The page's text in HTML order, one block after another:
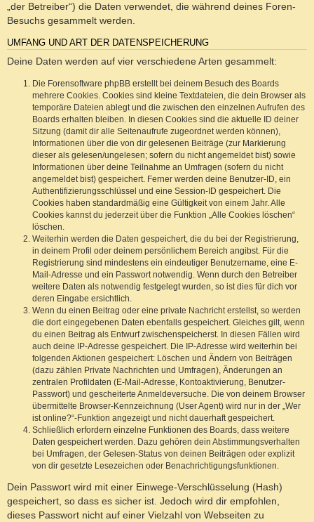
„der Betreiber“) die Daten verwendet, die während deines Foren-
Besuchs gesammelt werden.
UMFANG UND ART DER DATENSPEICHERUNG
Deine Daten werden auf vier verschiedene Arten gesammelt:
Die Forensoftware phpBB erstellt bei deinem Besuch des Boards
mehrere Cookies. Cookies sind kleine Textdateien, die dein Browser als
temporäre Dateien ablegt und die zwischen den einzelnen Aufrufen des
Boards erhalten bleiben. In diesen Cookies sind die aktuelle ID deiner
Sitzung (damit dir alle Seitenaufrufe zugeordnet werden können),
Informationen über die von dir gelesenen Beiträge (zur Markierung
dieser als gelesen/ungelesen; sofern du nicht angemeldet bist) sowie
Informationen über deine Teilnahme an Umfragen (sofern du nicht
angemeldet bist) gespeichert. Ferner werden deine Benutzer-ID, ein
Authentifizierungsschlüssel und eine Session-ID gespeichert. Die
Cookies haben standardmäßig eine Gültigkeit von einem Jahr. Alle
Cookies kannst du jederzeit über die Funktion „Alle Cookies löschen“
löschen.
Weiterhin werden die Daten gespeichert, die du bei der Registrierung,
in deinem Profil oder deinem persönlichem Bereich angibst. Für die
Registrierung sind mindestens ein eindeutiger Benutzername, eine E-
Mail-Adresse und ein Passwort notwendig. Wenn durch den Betreiber
weitere Daten als notwendig festgelegt wurden, so ist dies für dich vor
deren Eingabe ersichtlich.
Wenn du einen Beitrag oder eine private Nachricht erstellst, so werden
die dort eingegebenen Daten ebenfalls gespeichert. Gleiches gilt, wenn
du einen Beitrag als Entwurf zwischenspeicherst. In diesen Fällen wird
auch deine IP-Adresse gespeichert. Die IP-Adresse wird weiterhin bei
folgenden Aktionen gespeichert: Löschen und Ändern von Beiträgen
(dazu zählen Private Nachrichten und Umfragen), Änderungen an
zentralen Profildaten (E-Mail-Adresse, Kontoaktivierung, Benutzer-
Passwort) und gescheiterte Anmeldeversuche. Die von deinem Browser
übermittelte Browser-Kennzeichnung (User Agent) wird nur in der „Wer
ist online?“-Funktion angezeigt und nicht dauerhaft gespeichert.
Schließlich erfordern einzelne Funktionen des Boards, dass weitere
Daten gespeichert werden. Dazu gehören dein Abstimmungsverhalten
bei Umfragen, der Gelesen-Status von deinen Beiträgen oder explizit
von dir gesetzte Lesezeichen oder Benachrichtigungsfunktionen.
Dein Passwort wird mit einer Einwege-Verschlüsselung (Hash)
gespeichert, so dass es sicher ist. Jedoch wird dir empfohlen,
dieses Passwort nicht auf einer Vielzahl von Webseiten zu